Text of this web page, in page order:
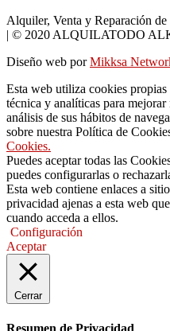
Alquiler, Venta y Reparación
| © 2020 ALQUILATODO
Diseño web porMikksa
Esta web utiliza cookies
técnica y analíticas para
análisis de sus hábitos de
sobre nuestra Política de
Cookies.
Puedes aceptar todas las
puedes configurarlas o
Esta web contiene enlaces a
privacidad ajenas a esta web
cuando acceda a ellos.
Configuración
Aceptar
Cerrar
Resumen de Privacidad